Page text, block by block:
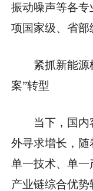
振动噪声等各
项国家级、省部
紧抓新能
案”转型
当下，国
外寻求增长，随
单一技术、单一
产业链综合优